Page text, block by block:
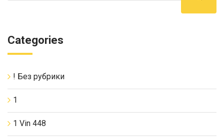
Categories
! Без рубрики
1
1 Vin 448